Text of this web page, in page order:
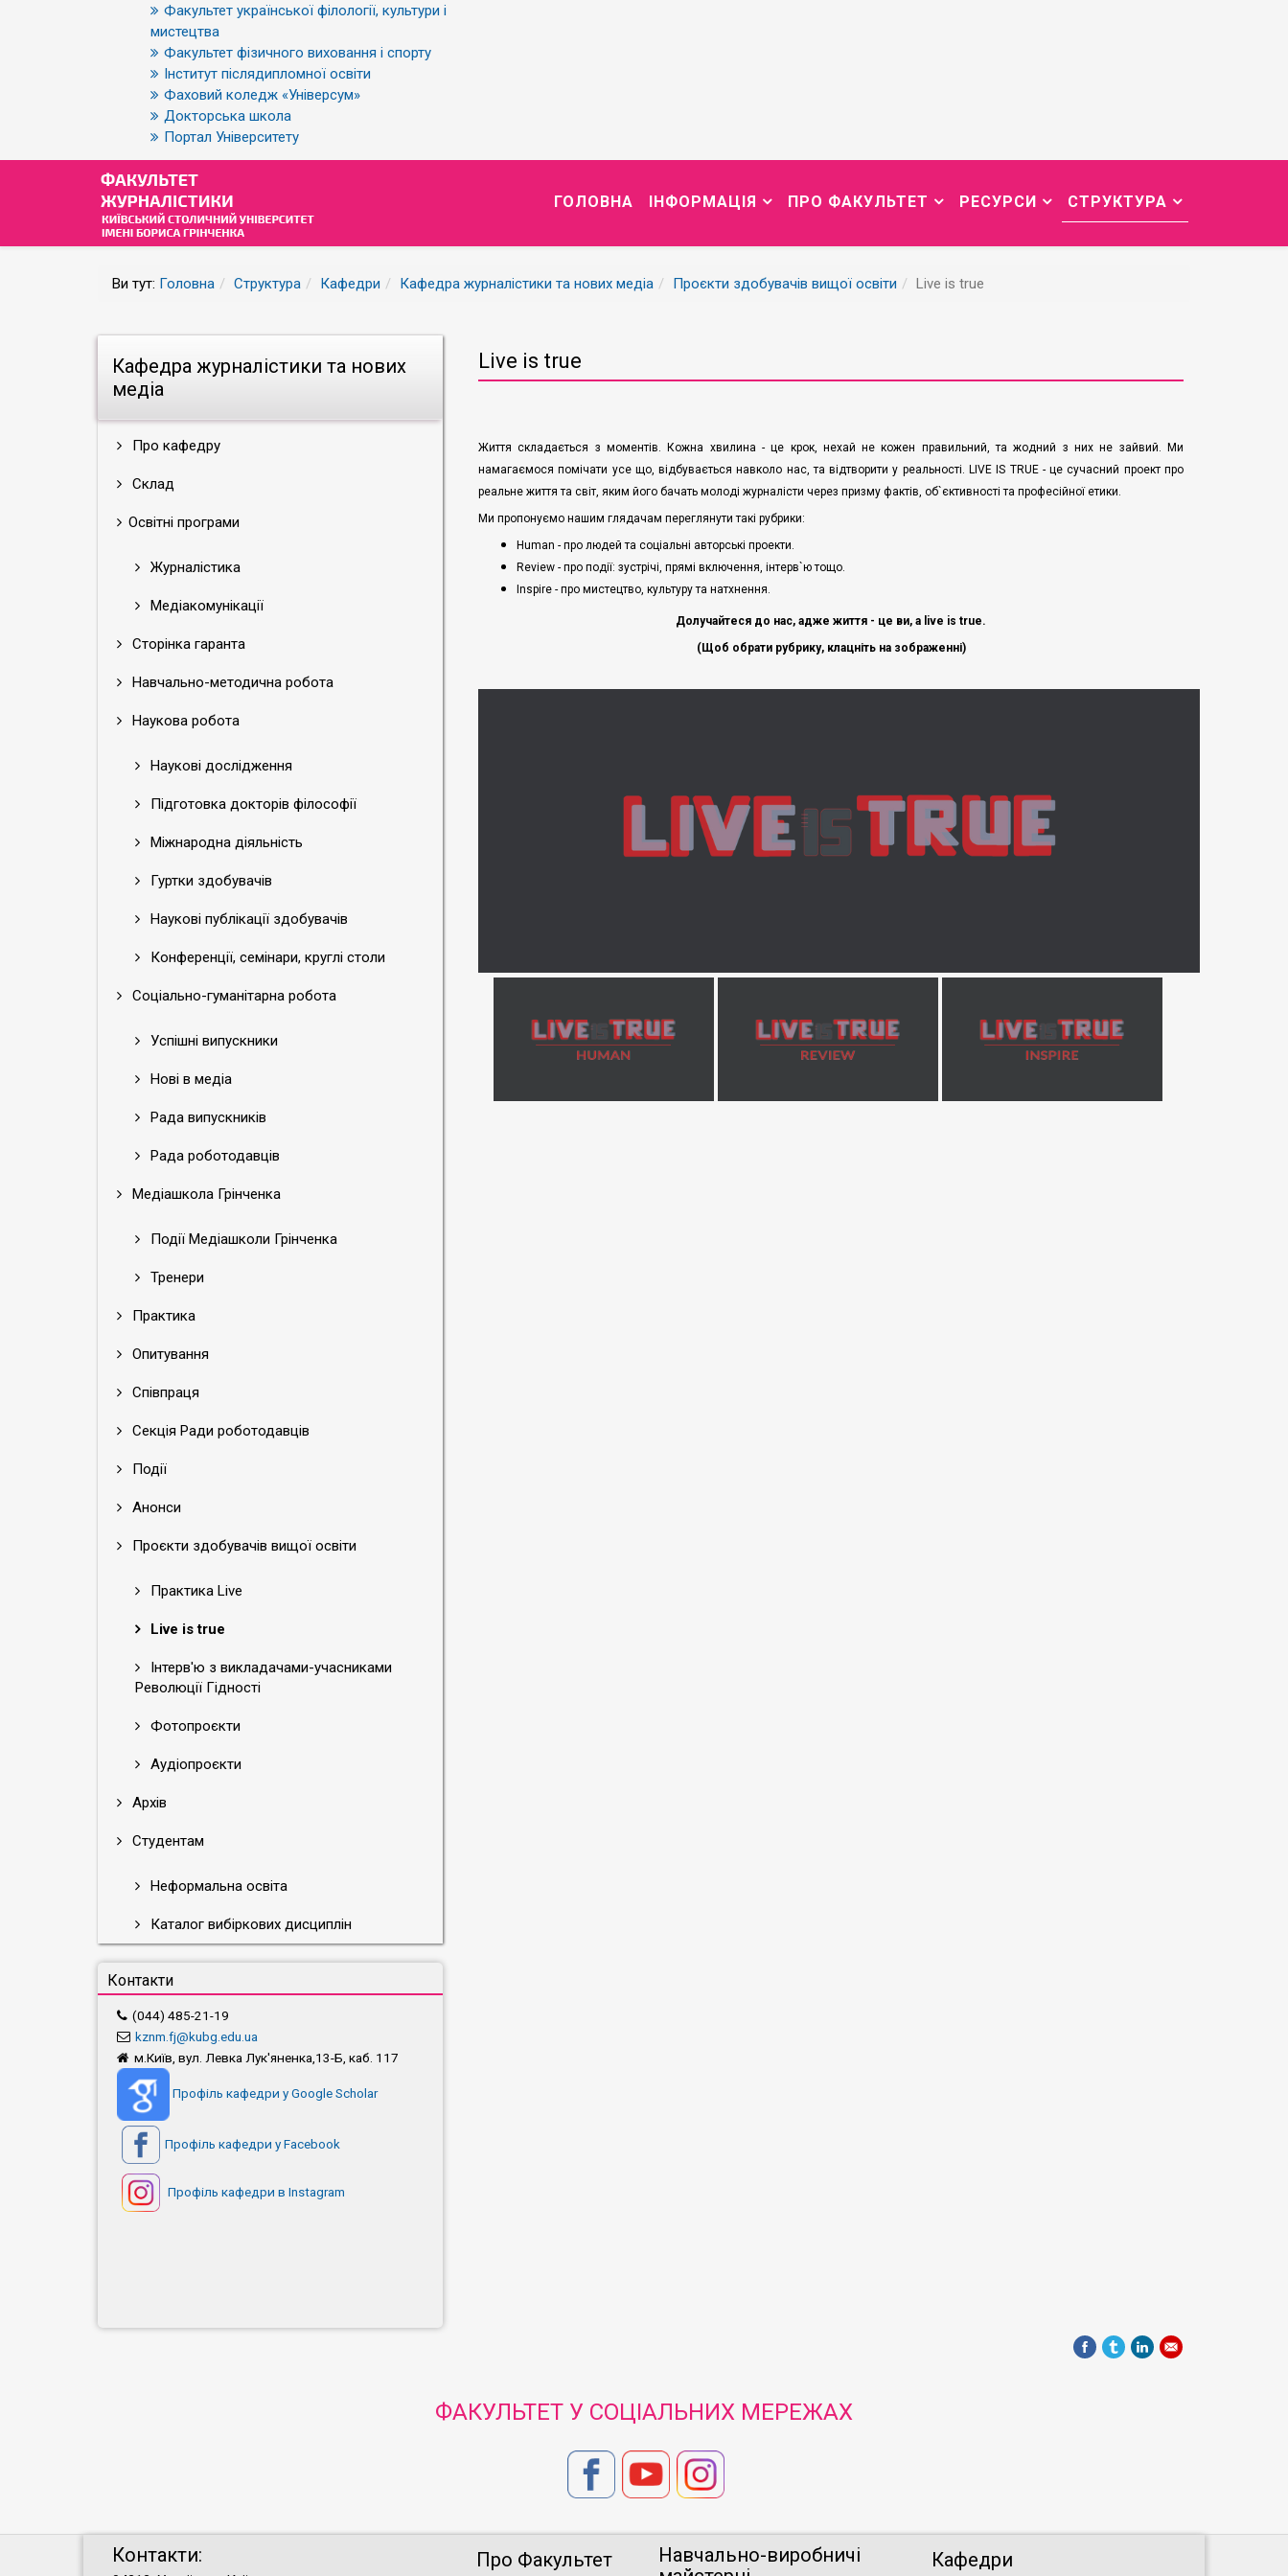
Факультет української філології, культури і
мистецтва
Факультет фізичного виховання і спорту
Інститут післядипломної освіти
Фаховий коледж «Універсум»
Докторська школа
Портал Університету
ГОЛОВНА ІНФОРМАЦІЯ ПРО ФАКУЛЬТЕТ РЕСУРСИ СТРУКТУРА
Ви тут: Головна Структура Кафедри Кафедра журналістики та нових медіа Проєкти здобувачів вищої освіти Live is true
Кафедра журналістики та нових
медіа
Про кафедру
Склад
Освітні програми
Журналістика
Медіакомунікації
Сторінка гаранта
Навчально-методична робота
Наукова робота
Наукові дослідження
Підготовка докторів філософії
Міжнародна діяльність
Гуртки здобувачів
Наукові публікації здобувачів
Конференції, семінари, круглі столи
Соціально-гуманітарна робота
Успішні випускники
Нові в медіа
Рада випускників
Рада роботодавців
Медіашкола Грінченка
Події Медіашколи Грінченка
Тренери
Практика
Опитування
Співпраця
Секція Ради роботодавців
Події
Анонси
Проєкти здобувачів вищої освіти
Практика Live
Live is true
Інтерв'ю з викладачами-учасниками
Революції Гідності
Фотопроєкти
Аудіопроєкти
Архів
Студентам
Неформальна освіта
Каталог вибіркових дисциплін
Контакти
(044) 485-21-19
kznm.fj@kubg.edu.ua
м.Київ, вул. Левка Лук'яненка,13-Б, каб. 117
Профіль кафедри у Google Scholar
Профіль кафедри у Facebook
Профіль кафедри в Instagram
Live is true
Життя складається з моментів. Кожна хвилина - це крок, нехай не кожен правильний, та жодний з них не зайвий. Ми
намагаємося помічати усе що, відбувається навколо нас, та відтворити у реальності. LIVE IS TRUE - це сучасний проект про
реальне життя та світ, яким його бачать молоді журналісти через призму фактів, об`єктивності та професійної етики.
Ми пропонуємо нашим глядачам переглянути такі рубрики:
Human - про людей та соціальні авторські проекти.
Review - про події: зустрічі, прямі включення, інтерв`ю тощо.
Inspire - про мистецтво, культуру та натхнення.
Долучайтеся до нас, адже життя - це ви, а live is true.
(Щоб обрати рубрику, клацніть на зображенні)
ФАКУЛЬТЕТ У СОЦІАЛЬНИХ МЕРЕЖАХ
Контакти: Про Факультет
Навчально-виробничі
Кафедри